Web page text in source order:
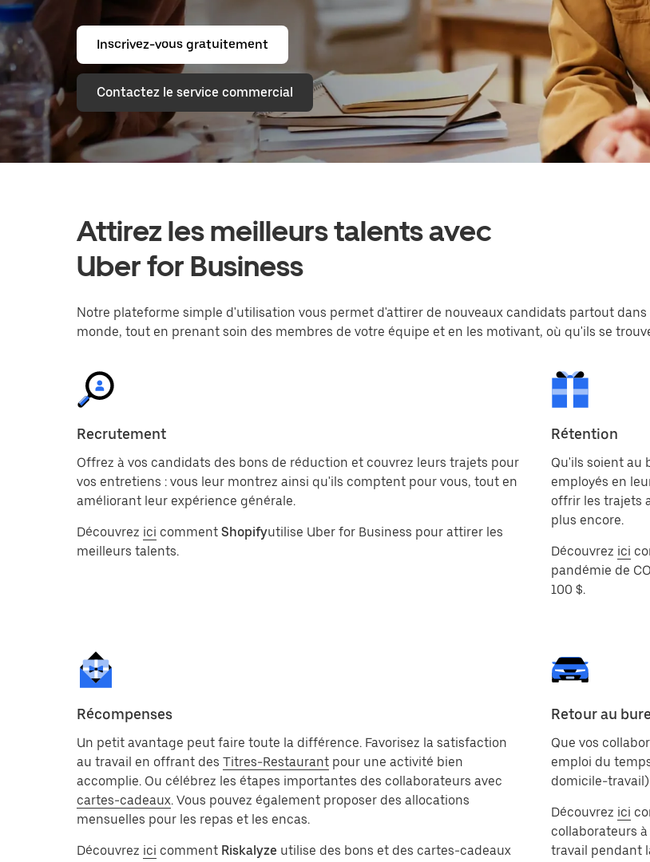
Inscrivez-vous gratuitement
Contactez le service commercial
Attirez les meilleurs talents avec
Uber for Business
Notre plateforme simple d'utilisation vous permet d'attirer de nouveaux candidats partout dans
monde, tout en prenant soin des membres de votre équipe et en les motivant, où qu'ils se
Recrutement
Offrez à vos candidats des bons de réduction et couvrez leurs trajets pour
vos entretiens : vous leur montrez ainsi qu'ils comptent pour vous, tout en
améliorant leur expérience générale.
Découvrez ici comment Shopifyutilise Uber for Business pour attirer les
meilleurs talents.
Rétention
Qu'ils soient au
employés en
offrir les trajets
plus encore.
Découvrez ici
pandémie de
100 $.
Récompenses
Un petit avantage peut faire toute la différence. Favorisez la satisfaction
au travail en offrant des Titres-Restaurant pour une activité bien
accomplie. Ou célébrez les étapes importantes des collaborateurs avec
cartes-cadeaux. Vous pouvez également proposer des allocations
mensuelles pour les repas et les encas.
Découvrez ici comment Riskalyze utilise des bons et des cartes-cadeaux
Retour au
Que vos
emploi du
domicile-
Découvrez ici
collaborateurs
travail pendant